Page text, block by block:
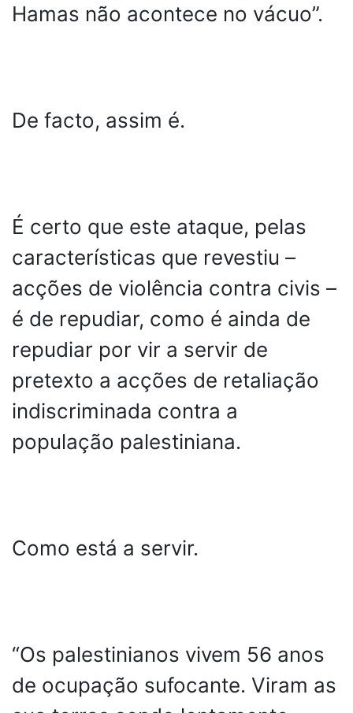
Hamas não acontece no vácuo”.
De facto, assim é.
É certo que este ataque, pelas
características que revestiu –
acções de violência contra civis –
é de repudiar, como é ainda de
repudiar por vir a servir de
pretexto a acções de retaliação
indiscriminada contra a
população palestiniana.
Como está a servir.
“Os palestinianos vivem 56 anos
de ocupação sufocante. Viram as